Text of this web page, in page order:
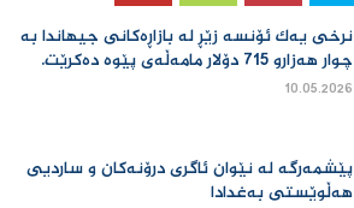
نرخی یەك ئۆنسە زێڕ لە بازاڕەكانی جیهاندا بە
چوار هەزارو 715 دۆلار مامەڵەی پێوە دەكرێت.
10.05.2026
پێشمەرگە لە نێوان ئاگری درۆنەکان و ساردیی
هەڵوێستی بەغدادا